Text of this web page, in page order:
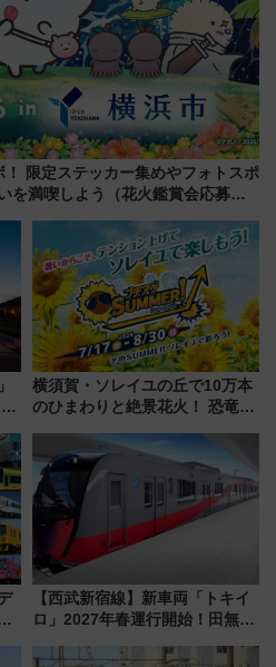
！ 限定ステッカー集めやフォトスポ
を満喫しよう（花火鑑賞会応募は
横須賀・ソレイユの丘で10万本
のひまわりと絶景花火！ 恐竜や
帰りお出かけ最新情報（2026年
7月17日～開催）
【西武新宿線】新車両「トキイ
ロ」2027年春運行開始！田無・
「第2弾」も